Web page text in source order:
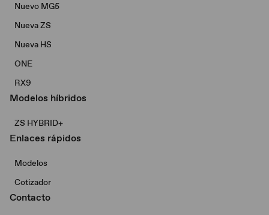
Nuevo MG5
Nueva ZS
Nueva HS
ONE
RX9
Modelos híbridos
ZS HYBRID+
Enlaces rápidos
Modelos
Cotizador
Contacto